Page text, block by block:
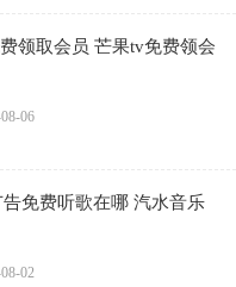
领取会员 芒果tv免费领会
06
免费听歌在哪 汽水音乐
02